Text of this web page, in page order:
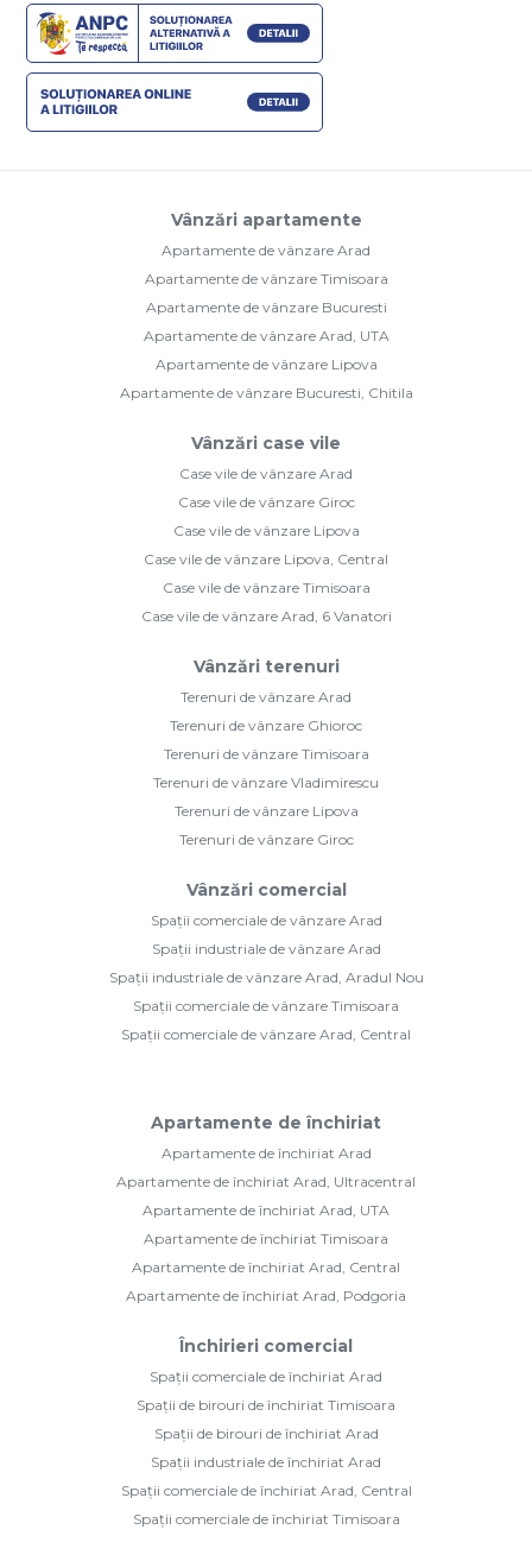
Vânzări apartamente
Apartamente de vânzare Arad
Apartamente de vânzare Timisoara
Apartamente de vânzare Bucuresti
Apartamente de vânzare Arad, UTA
Apartamente de vânzare Lipova
Apartamente de vânzare Bucuresti, Chitila
Vânzări case vile
Case vile de vânzare Arad
Case vile de vânzare Giroc
Case vile de vânzare Lipova
Case vile de vânzare Lipova, Central
Case vile de vânzare Timisoara
Case vile de vânzare Arad, 6 Vanatori
Vânzări terenuri
Terenuri de vânzare Arad
Terenuri de vânzare Ghioroc
Terenuri de vânzare Timisoara
Terenuri de vânzare Vladimirescu
Terenuri de vânzare Lipova
Terenuri de vânzare Giroc
Vânzări comercial
Spații comerciale de vânzare Arad
Spații industriale de vânzare Arad
Spații industriale de vânzare Arad, Aradul Nou
Spații comerciale de vânzare Timisoara
Spații comerciale de vânzare Arad, Central
Apartamente de închiriat
Apartamente de închiriat Arad
Apartamente de închiriat Arad, Ultracentral
Apartamente de închiriat Arad, UTA
Apartamente de închiriat Timisoara
Apartamente de închiriat Arad, Central
Apartamente de închiriat Arad, Podgoria
Închirieri comercial
Spații comerciale de închiriat Arad
Spații de birouri de închiriat Timisoara
Spații de birouri de închiriat Arad
Spații industriale de închiriat Arad
Spații comerciale de închiriat Arad, Central
Spații comerciale de închiriat Timisoara